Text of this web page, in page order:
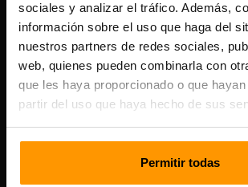
sociales y analizar el tráfico. Además,
información sobre el uso que haga del
nuestros partners de redes sociales,
web, quienes pueden combinarla con
que les haya proporcionado o que
partir del uso que haya hecho de sus
Permitir todas
Código de registro: 14652605
Número de IVA: EE102133820
Dirección: Harju maakond, Tallinn,
Vesivärava tn 50-201, 10152
Navegación rápida